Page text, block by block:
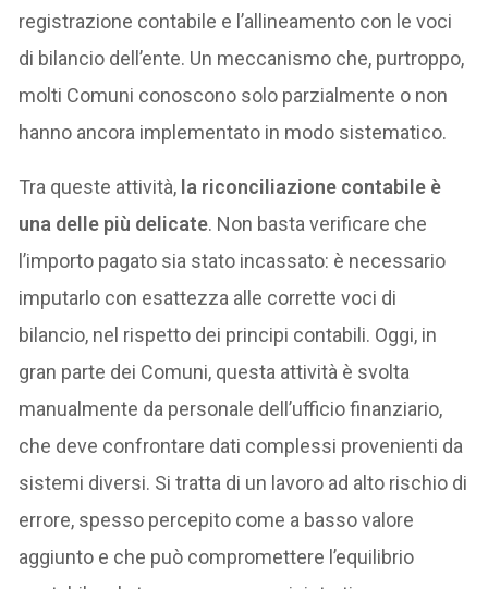
registrazione contabile e l’allineamento con le voci
di bilancio dell’ente. Un meccanismo che, purtroppo,
molti Comuni conoscono solo parzialmente o non
hanno ancora implementato in modo sistematico.
Tra queste attività, la riconciliazione contabile è
una delle più delicate. Non basta verificare che
l’importo pagato sia stato incassato: è necessario
imputarlo con esattezza alle corrette voci di
bilancio, nel rispetto dei principi contabili. Oggi, in
gran parte dei Comuni, questa attività è svolta
manualmente da personale dell’ufficio finanziario,
che deve confrontare dati complessi provenienti da
sistemi diversi. Si tratta di un lavoro ad alto rischio di
errore, spesso percepito come a basso valore
aggiunto e che può compromettere l’equilibrio